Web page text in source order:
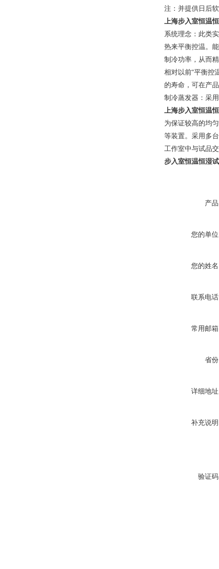
注：并提供日后
上海步入室恒温
系统理念：此类
热来平衡控温。
制冷功率，从而
相对以前“平衡控
的寿命，可在产
制冷蒸发器：采
上海步入室恒温
为保证较高的均
等装置。采用多
工作室中与试品
步入室恒温恒湿
产
您的单
您的姓
联系电
常用邮
省
详细地
补充说
验证